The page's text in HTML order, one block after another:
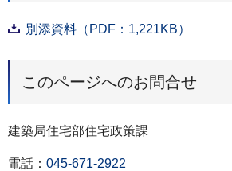
別添資料（PDF：1,221KB）
このページへのお問合せ
建築局住宅部住宅政策課
電話： 045-671-2922